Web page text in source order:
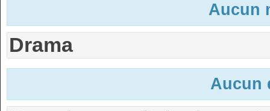
Aucun
Drama
Aucun